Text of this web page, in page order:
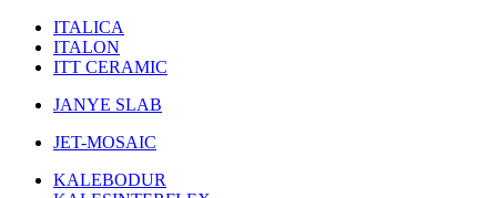
ITALICA
ITALON
ITT CERAMIC
JANYE SLAB
JET-MOSAIC
KALEBODUR